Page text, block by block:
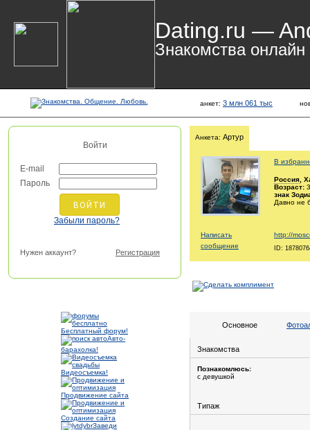
Dating.ru —
Знакомства онлайн
анкет: 3 млн 061 тыс
Войти
E-mail
Пароль
Забыли пароль?
Нужен аккаунт? Регистрация
Бесплатный форум!
Авто-
барахолка!
Видеосъемка!
Продвижение сайта
Создание сайта
Заведи
Анкета: Артур
В
Россия ,
Возраст:
знак
Давно не
Написать
сообщение
http://
ID:
Основное
Знакомства
Познакомлюсь:
с девушкой
Типаж